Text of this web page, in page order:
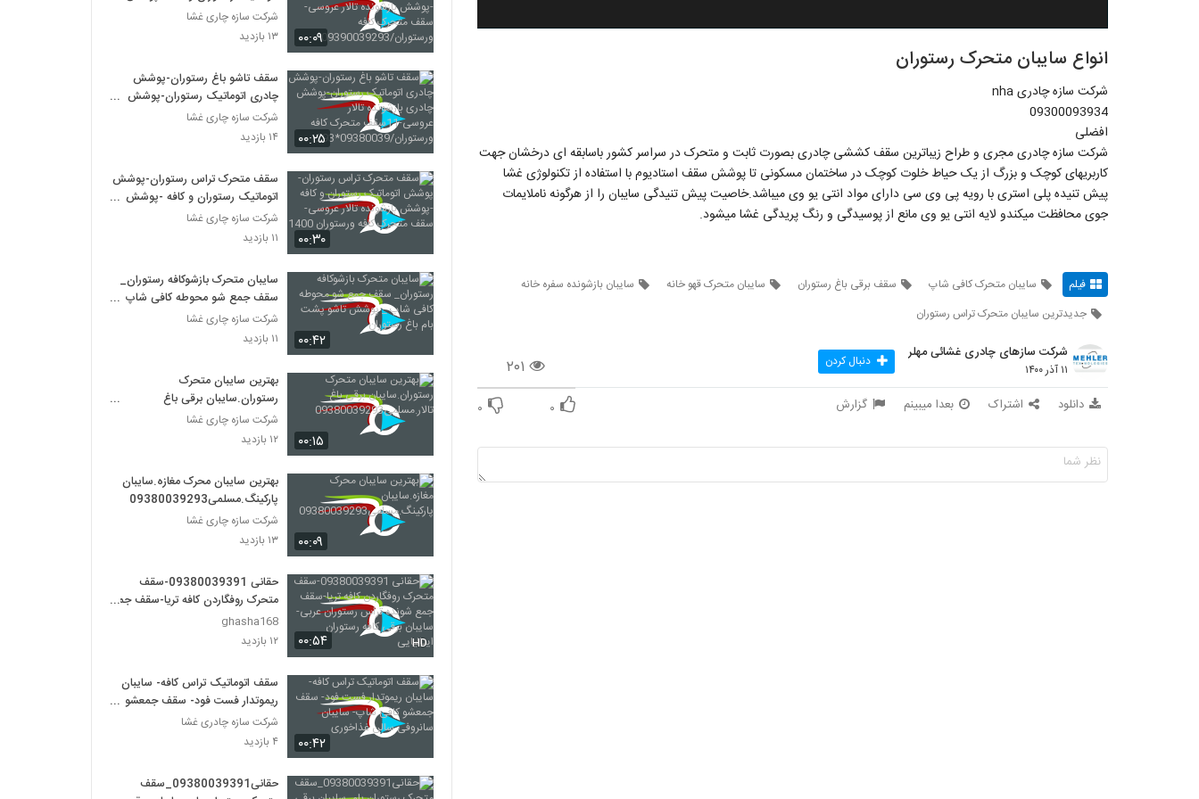
انواع سایبان متحرک رستوران
شرکت سازه چادری nha
09300093934
افضلی
شرکت سازه چادری مجری و طراح زیباترین سقف کششی چادری بصورت ثابت و متحرک در سراسر کشور باسابقه ای درخشان جهت
کاربریهای کوچک و بزرگ از یک حیاط خلوت کوچک در ساختمان مسکونی تا پوشش سقف استادیوم با استفاده از تکنولوژی غشا
پیش تنیده پلی استری با رویه پی وی سی دارای مواد انتی یو وی میباشد.خاصیت پیش تنیدگی سایبان را از هرگونه ناملایمات
جوی محافظت میکندو لایه انتی یو وی مانع از پوسیدگی و رنگ پریدگی غشا میشود.
فیلم سایبان متحرک کافی شاپ سقف برقی باغ رستوران سایبان متحرک قهو خانه
سایبان بازشونده سفره خانه
جدیدترین سایبان متحرک تراس رستوران
۲۰۱
شرکت سازهای چادری غشائی مهلر
۱۱ آذر ۱۴۰۰ دنبال کردن
دانلود اشتراک بعدا میبینم گزارش ۰ ۰
۰۰:۰۹
بازشونده تالار عروسی-سقف متحرک
کافه ورستوران/09390039293
شرکت سازه چاری غشا
۱۳ بازدید
۰۰:۲۵
سقف تاشو باغ رستوران-پوشش
چادری اتوماتیک رستوران-پوشش
چادری بازشونده تالار
شرکت سازه چاری غشا
۱۴ بازدید
۰۰:۳۰
سقف متحرک تراس رستوران-پوشش
اتوماتیک رستوران و کافه -پوشش
بازشونده تالار عروسی-سقف متحرک
کافه ورستوران 1400
شرکت سازه چاری غشا
۱۱ بازدید
۰۰:۴۲
سایبان متحرک بازشوکافه رستوران_
سقف جمع شو محوطه کافی شاپ _
پوشش تاشو پشت بام باغ رستوران
شرکت سازه چاری غشا
۱۱ بازدید
۰۰:۱۵
بهترین سایبان متحرک
رستوران.سایبان برقی باغ
تالار.مسلمی09380039293
شرکت سازه چاری غشا
۱۲ بازدید
۰۰:۰۹
بهترین سایبان محرک مغازه.سایبان
پارکینگ.مسلمی09380039293
شرکت سازه چاری غشا
۱۳ بازدید
۰۰:۵۴ HD
حقانی 09380039391-سقف
متحرک روفگاردن کافه تریا-سقف جمع
شونده تراس رستوران عربی-سایبان
برقی کافه رستوران ایتالیایی
ghasha168
۱۲ بازدید
۰۰:۴۲
سقف اتوماتیک تراس کافه- سایبان
ریموتدار فست فود- سقف جمعشو
کافی شاپ- سایبان سانروفی سالن
غذاخوری
شرکت سازه چادری غشا
۴ بازدید
حقانی09380039391_سقف